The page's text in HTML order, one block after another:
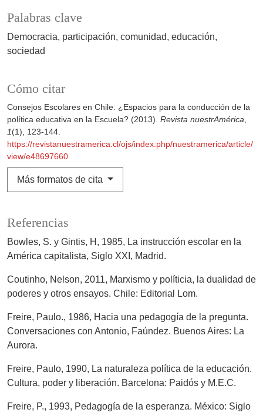
Palabras clave
Democracia participación comunidad educación
sociedad
Cómo citar
Consejos Escolares en Chile: ¿Espacios para la conducción de la
política educativa en la Escuela? (2013). Revista nuestrAmérica
1(1), 123-144.
https://revistanuestramerica.cl/ojs/index.php/nuestramerica/article/
view/e48697660
Más formatos de cita
Referencias
Bowles, S. y Gintis, H, 1985, La instrucción escolar en la
América capitalista, Siglo XXI, Madrid.
Coutinho, Nelson, 2011, Marxismo y políticia, la dualidad de
poderes y otros ensayos. Chile: Editorial Lom.
Freire, Paulo., 1986, Hacia una pedagogía de la pregunta.
Conversaciones con Antonio, Faúndez. Buenos Aires: La
Aurora.
Freire, Paulo, 1990, La naturaleza política de la educación.
Cultura, poder y liberación. Barcelona: Paidós y M.E.C.
Freire, P., 1993, Pedagogía de la esperanza. México: Siglo